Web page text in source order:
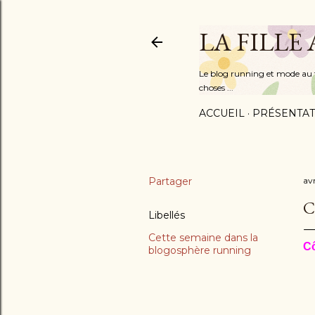
LA FILLE
Le blog running et mode au
choses ...
ACCUEIL
Partager
Libellés
Cette semaine dans la
blogosphère running